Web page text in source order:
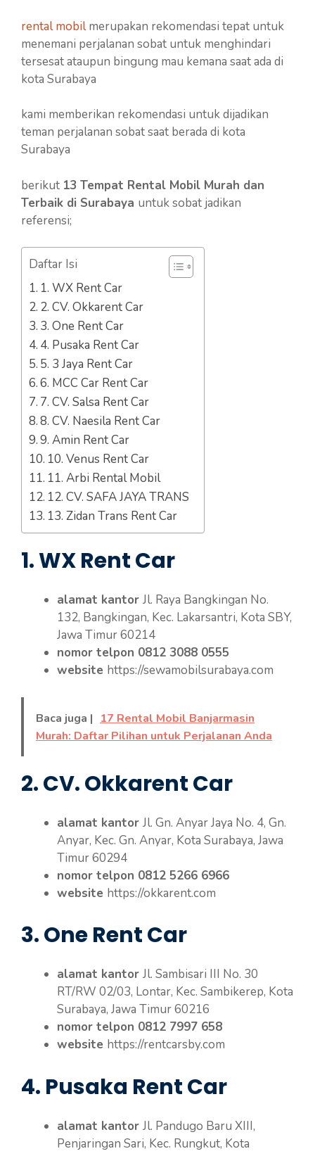
rental mobilmerupakan rekomendasi tepat untuk
menemani perjalanan sobat untuk menghindari
tersesat ataupun bingung mau kemana saat ada di
kota Surabaya
kami memberikan rekomendasi untuk dijadikan
teman perjalanan sobat saat berada di kota
Surabaya
berikut 13 Tempat Rental Mobil Murah dan
Terbaik di Surabaya untuk sobat jadikan
referensi;
Daftar Isi
1. WX Rent Car
2. CV. Okkarent Car
3. One Rent Car
4. Pusaka Rent Car
5. 3 Jaya Rent Car
6. MCC Car Rent Car
7. CV. Salsa Rent Car
8. CV. Naesila Rent Car
9. Amin Rent Car
10. Venus Rent Car
11. Arbi Rental Mobil
12. CV. SAFA JAYA TRANS
13. Zidan Trans Rent Car
1. WX Rent Car
alamat kantor Jl. Raya Bangkingan No.
132, Bangkingan, Kec. Lakarsantri, Kota SBY,
Jawa Timur 60214
nomor telpon 0812 3088 0555
website https://sewamobilsurabaya.com
Baca juga | 17 Rental Mobil Banjarmasin
Murah: Daftar Pilihan untuk Perjalanan Anda
2. CV. Okkarent Car
alamat kantor Jl. Gn. Anyar Jaya No. 4, Gn.
Anyar, Kec. Gn. Anyar, Kota Surabaya, Jawa
Timur 60294
nomor telpon 0812 5266 6966
website https://okkarent.com
3. One Rent Car
alamat kantor Jl. Sambisari III No. 30
RT/RW 02/03, Lontar, Kec. Sambikerep, Kota
Surabaya, Jawa Timur 60216
nomor telpon 0812 7997 658
website https://rentcarsby.com
4. Pusaka Rent Car
alamat kantor Jl. Pandugo Baru XIII,
Penjaringan Sari, Kec. Rungkut, Kota